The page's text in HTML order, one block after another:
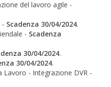
del lavoro agile -
- Scadenza 30/04/2024.
- Scadenza
30/04/2024.
30/04/2024.
Lavoro - Integrazione DVR -